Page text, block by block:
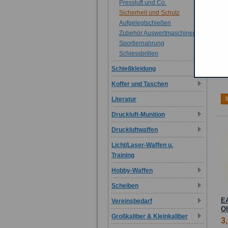
Pressluft und Co.
Sicherheit und Schutz
Aufgelegtschießen
Zubehör Auswertmaschinen
Sportlernahrung
Schiessbrillen
Schießkleidung
Koffer und Taschen
Literatur
Druckluft-Munition
Druckluftwaffen
Licht/Laser-Waffen u.
Training
Hobby-Waffen
Scheiben
Vereinsbedarf
Großkaliber & Kleinkaliber